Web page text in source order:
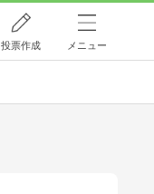
投票作成 メニュー